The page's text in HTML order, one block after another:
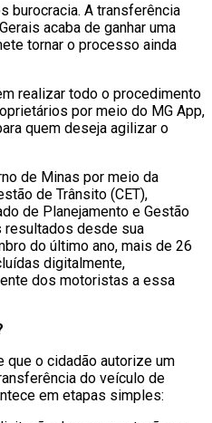
burocracia. A transferência
acaba de ganhar uma
tornar o processo ainda
realizar todo o procedimento
por meio do MG App,
quem deseja agilizar o
de Minas por meio da
de Trânsito (CET),
de Planejamento e Gestão
resultados desde sua
do último ano, mais de 26
digitalmente,
dos motoristas a essa
que o cidadão autorize um
do veículo de
em etapas simples: